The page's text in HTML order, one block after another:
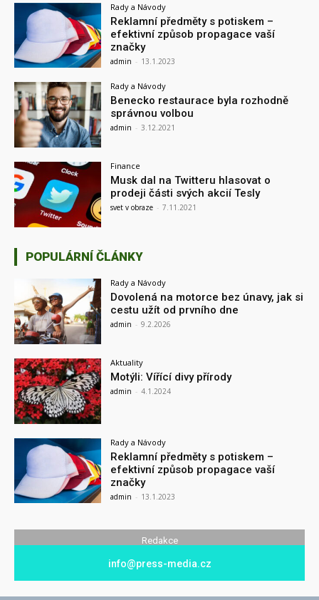
Rady a Návody
Reklamní předměty s potiskem –
efektivní způsob propagace vaší
značky
admin - 13.1.2023
Rady a Návody
Benecko restaurace byla rozhodně
správnou volbou
admin - 3.12.2021
Finance
Musk dal na Twitteru hlasovat o
prodeji části svých akcií Tesly
svet v obraze - 7.11.2021
POPULÁRNÍ ČLÁNKY
Rady a Návody
Dovolená na motorce bez únavy, jak si
cestu užít od prvního dne
admin - 9.2.2026
Aktuality
Motýli: Vířící divy přírody
admin - 4.1.2024
Rady a Návody
Reklamní předměty s potiskem –
efektivní způsob propagace vaší
značky
admin - 13.1.2023
Redakce
info@press-media.cz